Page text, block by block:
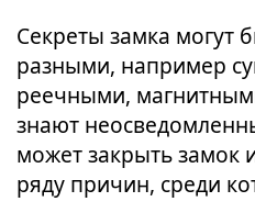
Секреты замка могут
разными, например
реечными,
знают
может закрыть замок
ряду причин, среди